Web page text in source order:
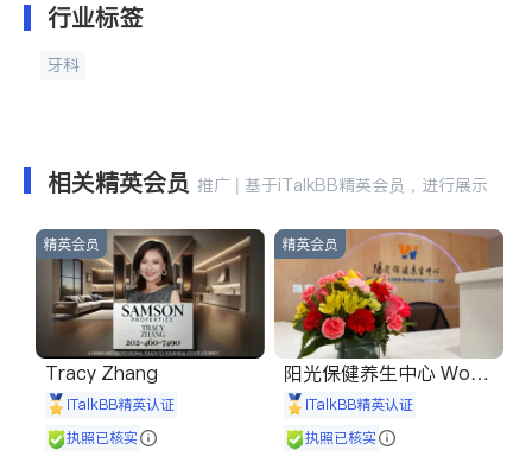
行业标签
牙科
相关精英会员 推广 | 基于iTalkBB精英会员，进行展示
精英会员
Tracy Zhang
iTalkBB精英认证
执照已核实
精英会员
阳光保健养生中心 World
shine
iTalkBB精英认证
执照已核实